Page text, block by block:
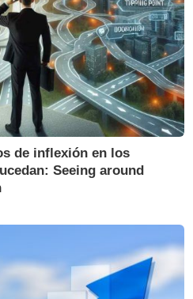
de inflexión en los
Seeing around